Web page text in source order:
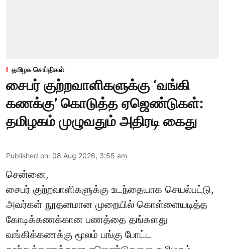
தமிழக செய்திகள்
சைபர் குற்றவாளிகளுக்கு ‘வங்கி
கணக்கு’ கொடுத்த ஏஜெண்டுகள்:
தமிழகம் முழுவதும் அதிரடி கைது
Published on: 08 Aug 2026, 3:55 am
சென்னை,
சைபர் குற்றவாளிகளுக்கு உடந்தையாக செயல்பட்டு,
அவர்கள் நூதனமான முறையில் கொள்ளையடித்த
கோடிக்கணக்கான பணத்தை தங்களது
வங்கிக்கணக்கு மூலம் பங்கு போட்ட